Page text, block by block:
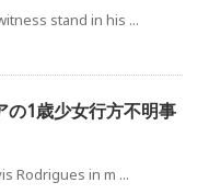
stand in his ...
の1歳少女行方不明事
Rodrigues in m ...